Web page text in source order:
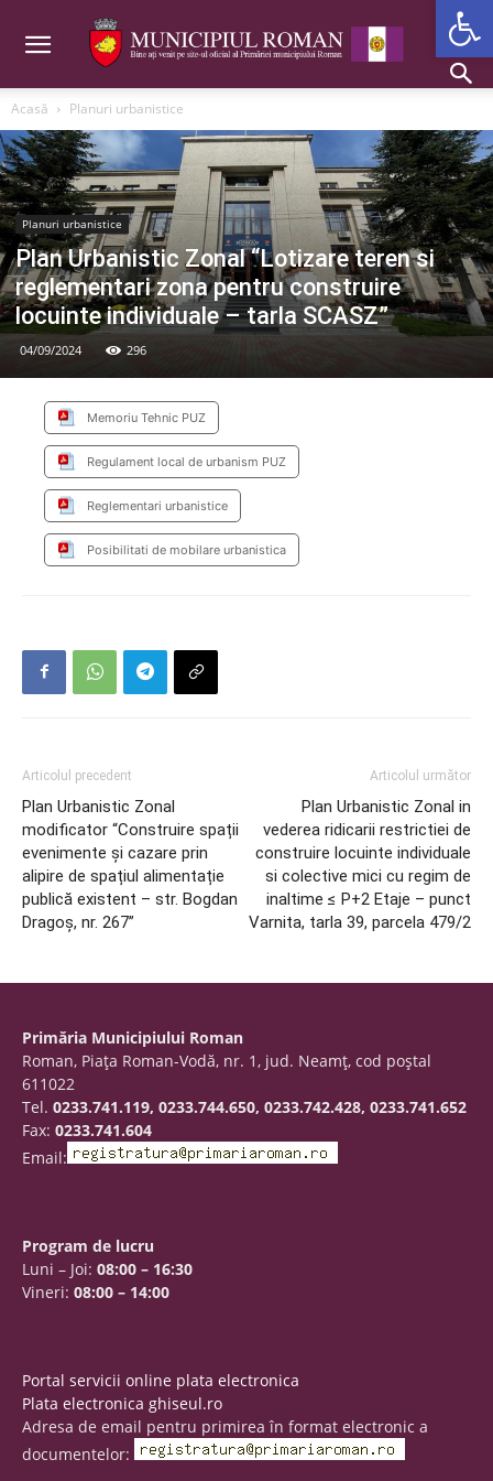
Acasă Planuri urbanistice
Planuri urbanistice
Plan Urbanistic Zonal “Lotizare teren si
reglementari zona pentru construire
locuinte individuale – tarla SCASZ”
04/09/2024 296
Memoriu Tehnic PUZ
Regulament local de urbanism PUZ
Reglementari urbanistice
Posibilitati de mobilare urbanistica
Articolul precedent
Plan Urbanistic Zonal
modificator “Construire spații
evenimente și cazare prin
alipire de spațiul alimentație
publică existent – str. Bogdan
Dragoș, nr. 267”
Articolul următor
Plan Urbanistic Zonal in
vederea ridicarii restrictiei de
construire locuinte individuale
si colective mici cu regim de
inaltime ≤ P+2 Etaje – punct
Varnita, tarla 39, parcela 479/2
Primăria Municipiului Roman
Roman, Piaţa Roman-Vodă, nr. 1, jud. Neamţ, cod poştal
611022
Tel. 0233.741.119, 0233.744.650, 0233.742.428, 0233.741.652
Fax: 0233.741.604
Email:
Program de lucru
Luni – Joi: 08:00 – 16:30
Vineri: 08:00 – 14:00
Portal servicii online plata electronica
Plata electronica ghiseul.ro
Adresa de email pentru primirea în format electronic a
documentelor: